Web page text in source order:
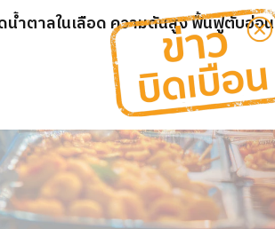
น้ำตาลในเลือด ความดันสูง ฟื้นฟูตับอ่อน